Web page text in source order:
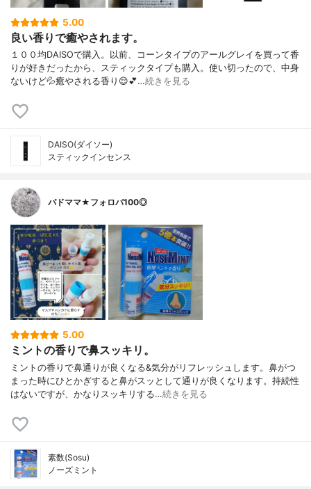
5.00
良い香りで癒やされます。
１００均DAISOで購入。以前、コーンタイプのアールグレイを買って香
りが好きだったから、スティックタイプも購入。使い切ったので、中身
ないけど💦癒やされる香り😌💕…続きを見る
DAISO(ダイソー)
スティックインセンス
バドママ★フォロバ100◎
5.00
ミントの香りで鼻スッキリ。
ミントの香りで鼻通りが良くなる&気分がリフレッシュします。鼻がつ
まった時にひとかぎすると鼻がスッとして通りが良くなります。持続性
はないですが、かなりスッキリする…続きを見る
素数(Sosu)
ノーズミント